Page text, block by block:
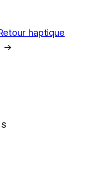
haptique
→